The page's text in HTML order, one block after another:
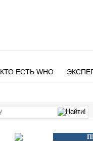
КТО ЕСТЬ WHO